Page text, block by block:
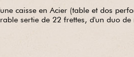
caisse en Acier (table et dos
sertie de 22 frettes, d'un duo de